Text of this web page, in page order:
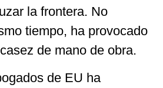
la frontera. No
tiempo, ha provocado
de mano de obra.
de EU ha